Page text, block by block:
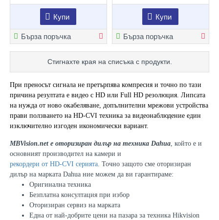
При преносът сигнала не претърпява компресия и точно по тази
причина резултата е видео с HD или Full HD резолюция. Липсата
на нужда от ново окабеляване, допълнителни мрежови устройства
прави ползването на HD-CVI техника за видеонаблюдение един
изключително изгоден икономически вариант.
MBVision.net е оторизиран дилър на техника Dahua, който е и
основният производител на камери и
рекордери от HD-CVI серията. Точно защото сме оторизиран
дилър на марката Dahua ние можем да ви гарантираме:
Оригинална техника
Безплатна консултация при избор
Оторизиран сервиз на марката
Една от най-добрите цени на пазара за техника Hikvision
Купи
Бърза поръчка
Купи
Бърза поръчка
Стигнахте края на списъка с продукти.